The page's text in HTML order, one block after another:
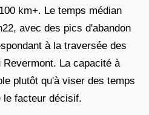
km+. Le temps médian
avec des pics d'abandon
à la traversée des
La capacité à
plutôt qu'à viser des temps
le facteur décisif.